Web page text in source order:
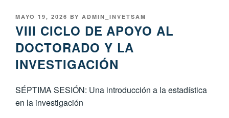
POSTED
ON
MAYO 19, 2026 BY ADMIN_INVETSAM
VIII CICLO DE APOYO AL
DOCTORADO Y LA
INVESTIGACIÓN
SÉPTIMA SESIÓN: Una introducción a la estadística
en la investigación